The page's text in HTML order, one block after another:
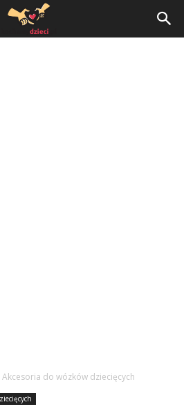
Akcesoria do wózków dziecięcych